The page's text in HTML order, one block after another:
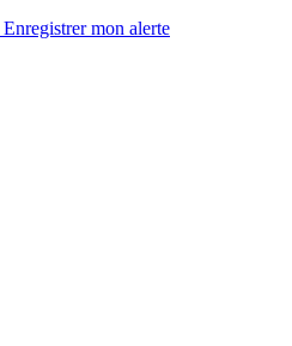
Enregistrermon alerte